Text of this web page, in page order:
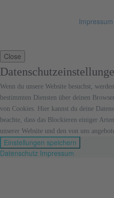
Impressum
Close
Wenn du unsere Website besuchst,
bestimmten Diensten über deinen
von Cookies. Hier kannst du deine
beachte, dass das Blockieren einiger
unserer Website und den von uns
Einstellungen speichern
Datenschutz Impressum